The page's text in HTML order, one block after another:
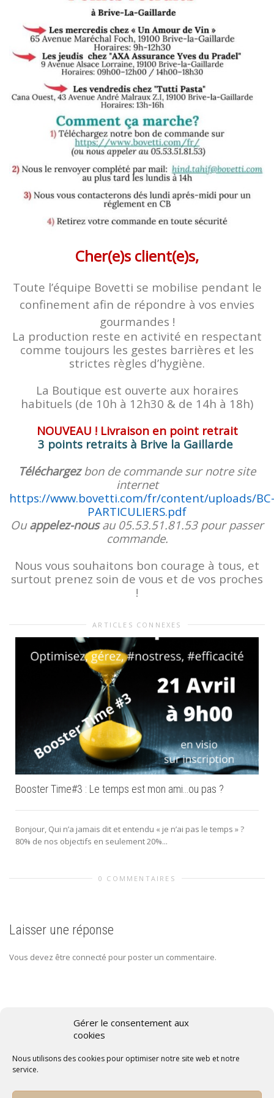
Gérer le consentement aux
cookies
Nous utilisons des cookies pour optimiser notre site web et notre
service.
Cher(e)s client(e)s,
Toute l’équipe Bovetti se mobilise pendant le
confinement afin de répondre à vos envies
gourmandes !
La production reste en activité en respectant
comme toujours les gestes barrières et les
strictes règles d’hygiène.
La Boutique est ouverte aux horaires
habituels (de 10h à 12h30 & de 14h à 18h)
NOUVEAU ! Livraison en point retrait
3 points retraits à Brive la Gaillarde
Téléchargezbon de commande sur notre site
internet
https://www.bovetti.com/fr/content/uploads/
PARTICULIERS.pdf
Ouappelez-nousau 05.53.51.81.53 pour passer
commande.
Nous vous souhaitons bon courage à tous, et
surtout prenez soin de vous et de vos proches
!
ARTICLES CONNEXES
Booster Time#3 : Le temps est mon ami…ou pas ?
Bonjour, Qui n’a jamais dit et entendu « je n’ai pas le temps » ?
80% de nos objectifs en seulement 20%...
0 COMMENTAIRES
Laisser une réponse
Vous devez être connecté pour poster un commentaire.
Politique de confidentialité
Politique de cookies